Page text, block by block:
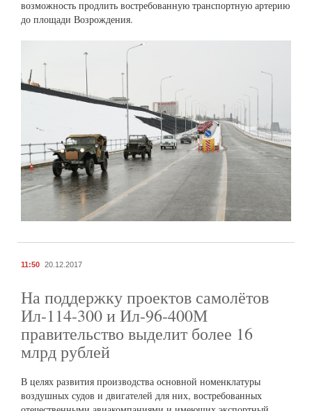
возможность продлить востребованную транспортную артерию
до площади Возрождения.
11:50 20.12.2017
На поддержку проектов самолётов
Ил-114-300 и Ил-96-400М
правительство выделит более 16
млрд рублей
В целях развития производства основной номенклатуры
воздушных судов и двигателей для них, востребованных